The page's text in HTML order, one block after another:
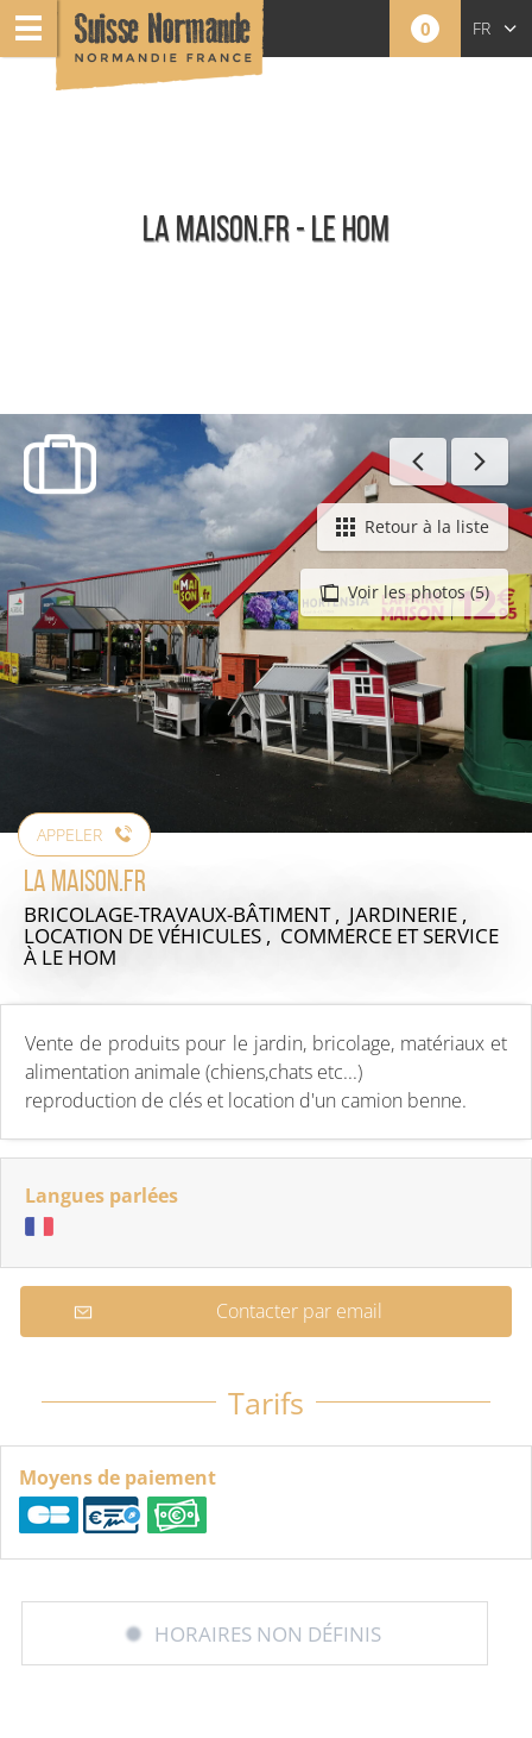
0 FR
LA MAISON.FR - LE HOM
Toute l'offre
Voir les photos (5)
Retour à la liste
APPELER
La Maison.fr
BRICOLAGE-TRAVAUX-BÂTIMENT , JARDINERIE ,
LOCATION DE VÉHICULES , COMMERCE ET SERVICE
À LE HOM
Vente de produits pour le jardin, bricolage, matériaux et
alimentation animale (chiens,chats etc...)
reproduction de clés et location d'un camion benne.
Langues parlées
Contacter par email
Tarifs
Moyens de paiement
HORAIRES NON DÉFINIS